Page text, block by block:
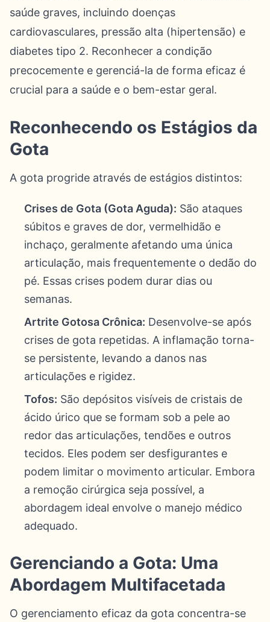
saúde graves, incluindo doenças
cardiovasculares, pressão alta (hipertensão) e
diabetes tipo 2. Reconhecer a condição
precocemente e gerenciá-la de forma eficaz é
crucial para a saúde e o bem-estar geral.
Reconhecendo os Estágios da
Gota
A gota progride através de estágios distintos:
Crises de Gota (Gota Aguda): São ataques
súbitos e graves de dor, vermelhidão e
inchaço, geralmente afetando uma única
articulação, mais frequentemente o dedão do
pé. Essas crises podem durar dias ou
semanas.
Artrite Gotosa Crônica: Desenvolve-se após
crises de gota repetidas. A inflamação torna-
se persistente, levando a danos nas
articulações e rigidez.
Tofos: São depósitos visíveis de cristais de
ácido úrico que se formam sob a pele ao
redor das articulações, tendões e outros
tecidos. Eles podem ser desfigurantes e
podem limitar o movimento articular. Embora
a remoção cirúrgica seja possível, a
abordagem ideal envolve o manejo médico
adequado.
Gerenciando a Gota: Uma
Abordagem Multifacetada
O gerenciamento eficaz da gota concentra-se